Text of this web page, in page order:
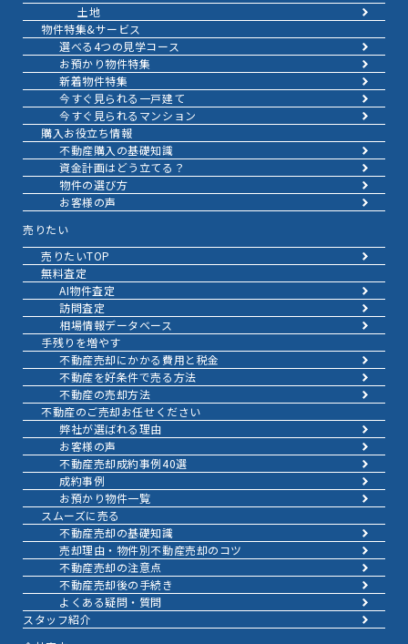
土地
物件特集&サービス
選べる4つの見学コース
お預かり物件特集
新着物件特集
今すぐ見られる一戸建て
今すぐ見られるマンション
購入お役立ち情報
不動産購入の基礎知識
資金計画はどう立てる？
物件の選び方
お客様の声
売りたい
売りたいTOP
無料査定
AI物件査定
訪問査定
相場情報データベース
手残りを増やす
不動産売却にかかる費用と税金
不動産を好条件で売る方法
不動産の売却方法
不動産のご売却お任せください
弊社が選ばれる理由
お客様の声
不動産売却成約事例40選
成約事例
お預かり物件一覧
スムーズに売る
不動産売却の基礎知識
売却理由・物件別不動産売却のコツ
不動産売却の注意点
不動産売却後の手続き
よくある疑問・質問
スタッフ紹介